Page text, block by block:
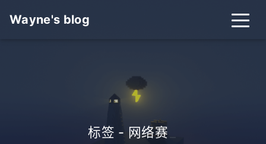
Wayne's blog
标签 - 网络赛